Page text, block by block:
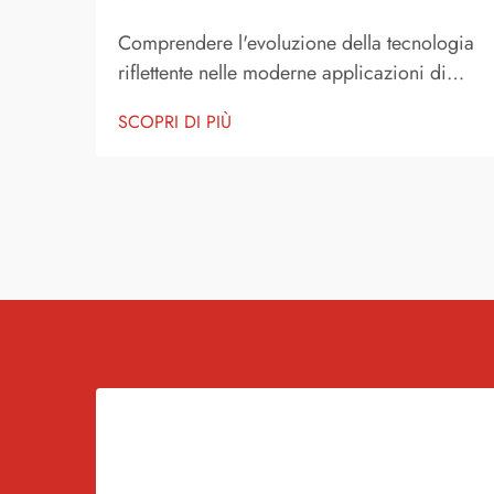
Comprendere l'evoluzione della tecnologia
riflettente nelle moderne applicazioni di
riflettenti ha rivoluzionato le applicazioni di
SCOPRI DI PIÙ